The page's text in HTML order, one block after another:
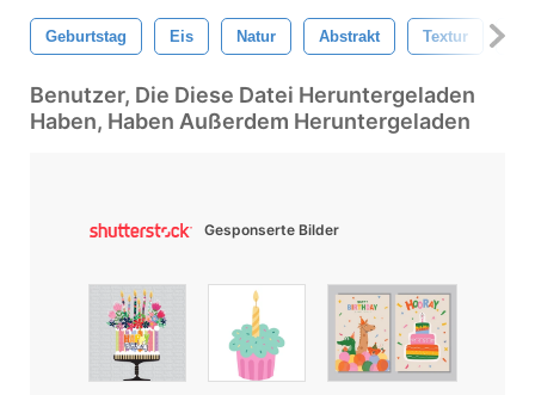
Geburtstag Eis Natur Abstrakt Textur
Benutzer, Die Diese Datei Heruntergeladen
Haben, Haben Außerdem Heruntergeladen
Gesponserte Bilder